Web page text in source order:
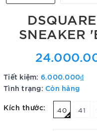
SNEAKER
Tiết kiệm: 6.000.000₫
Tình trạng: Còn hàng
Kích thước: 40 41